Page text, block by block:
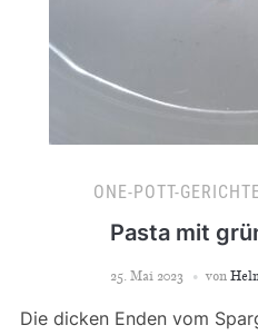
ONE-POTT-
Pasta mit
25. Mai 2023 von
Die dicken Enden vom